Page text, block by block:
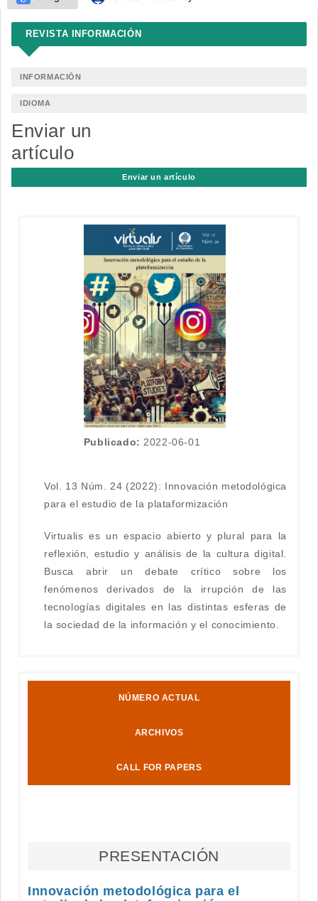
REVISTA INFORMACIÓN
INFORMACIÓN
IDIOMA
Enviar un
artículo
Enviar un artículo
Publicado: 2022-06-01
Vol. 13 Núm. 24 (2022): Innovación metodológica
para el estudio de la plataformización
Virtualis es un espacio abierto y plural para la
reflexión, estudio y análisis de la cultura digital.
Busca abrir un debate crítico sobre los
fenómenos derivados de la irrupción de las
tecnologías digitales en las distintas esferas de
la sociedad de la información y el conocimiento.
NÚMERO ACTUAL
ARCHIVOS
CALL FOR PAPERS
PRESENTACIÓN
Innovación metodológica para el